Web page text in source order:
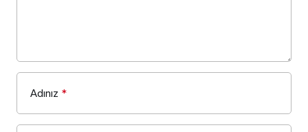
Adınız *